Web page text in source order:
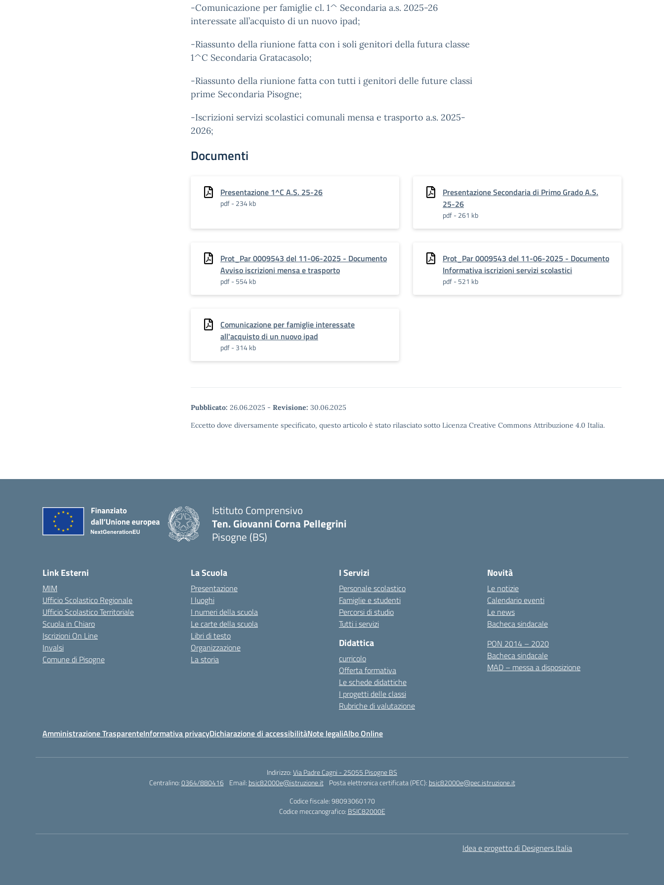
-Comunicazione per famiglie cl. 1^ Secondaria a.s. 2025-26
interessate all’acquisto di un nuovo ipad;
-Riassunto della riunione fatta con i soli genitori della futura classe
1^C Secondaria Gratacasolo;
-Riassunto della riunione fatta con tutti i genitori delle future classi
prime Secondaria Pisogne;
-Iscrizioni servizi scolastici comunali mensa e trasporto a.s. 2025-
2026;
Documenti
Presentazione 1^C A.S. 25-26
pdf - 234 kb
Presentazione Secondaria di Primo Grado A.S.
25-26
pdf - 261 kb
Prot_Par 0009543 del 11-06-2025 - Documento
Avviso iscrizioni mensa e trasporto
pdf - 554 kb
Prot_Par 0009543 del 11-06-2025 - Documento
Informativa iscrizioni servizi scolastici
pdf - 521 kb
Comunicazione per famiglie interessate
all'acquisto di un nuovo ipad
pdf - 314 kb
Pubblicato: 26.06.2025 - Revisione: 30.06.2025
Eccetto dove diversamente specificato, questo articolo è stato rilasciato sotto Licenza Creative Commons Attribuzione 4.0 Italia.
Istituto Comprensivo
Ten. Giovanni Corna Pellegrini
Pisogne (BS)
Link Esterni
MIM
Ufficio Scolastico Regionale
Ufficio Scolastico Territoriale
Scuola in Chiaro
Iscrizioni On Line
Invalsi
Comune di Pisogne
La Scuola
Presentazione
I luoghi
I numeri della scuola
Le carte della scuola
Libri di testo
Organizzazione
La storia
I Servizi
Personale scolastico
Famiglie e studenti
Percorsi di studio
Tutti i servizi
Didattica
curricolo
Offerta formativa
Le schede didattiche
I progetti delle classi
Rubriche di valutazione
Novità
Le notizie
Calendario eventi
Le news
Bacheca sindacale
PON 2014 – 2020
Bacheca sindacale
MAD – messa a disposizione
Amministrazione TrasparenteInformativa privacyDichiarazione di accessibilitàNote legaliAlbo Online
Indirizzo:Via Padre Cagni - 25055 Pisogne BS
Centralino:0364/880416 Email: bsic82000e@istruzione.it Posta elettronica certificata (PEC): bsic82000e@pec.istruzione.it
Codice fiscale: 98093060170
Codice meccanografico: BSIC82000E
Idea e progetto di Designers Italia